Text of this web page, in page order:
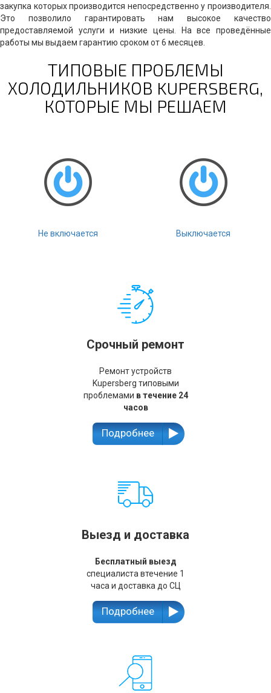
закупка которых производится непосредственно у производителя.
Это позволило гарантировать нам высокое качество
предоставляемой услуги и низкие цены. На все проведённые
работы мы выдаем гарантию сроком от 6 месяцев.
ТИПОВЫЕ ПРОБЛЕМЫ
ХОЛОДИЛЬНИКОВ KUPERSBERG,
КОТОРЫЕ МЫ РЕШАЕМ
Не включается Выключается
Срочный ремонт
Ремонт устройств
Kupersberg типовыми
проблемами в течение 24
часов
Подробнее
Выезд и доставка
Бесплатный выезд
специалиста втечение 1
часа и доставка до СЦ
Подробнее